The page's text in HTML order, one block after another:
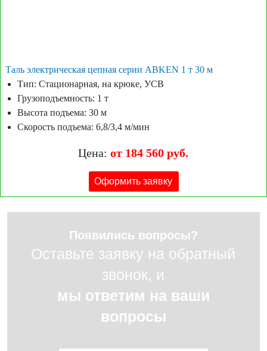
Таль электрическая цепная серии ABKEN 1 т 30 м
Тип: Стационарная, на крюке, УСВ
Грузоподъемность: 1 т
Высота подъема: 30 м
Скорость подъема: 6,8/3,4 м/мин
Цена:от 184 560 руб.
Оформить заявку
Появились вопросы?
Оставьте заявку на обратный
звонок, и
мы ответим на ваши
вопросы